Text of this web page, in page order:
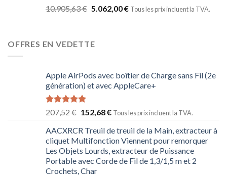
10.905,63€ 5.062,00€ Tous les prix incluent la TVA.
OFFRES EN VEDETTE
Apple AirPods avec boîtier de Charge sans Fil (2e
génération) et avec AppleCare+
Note5.00
sur 5
207,52€ 152,68€ Tous les prix incluent la TVA.
AACXRCR Treuil de treuil de la Main, extracteur à
cliquet Multifonction Viennent pour remorquer
Les Objets Lourds, extracteur de Puissance
Portable avec Corde de Fil de 1,3/1,5 m et 2
Crochets, Char